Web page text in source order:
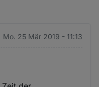
Mo. 25 Mär 2019 - 11:13